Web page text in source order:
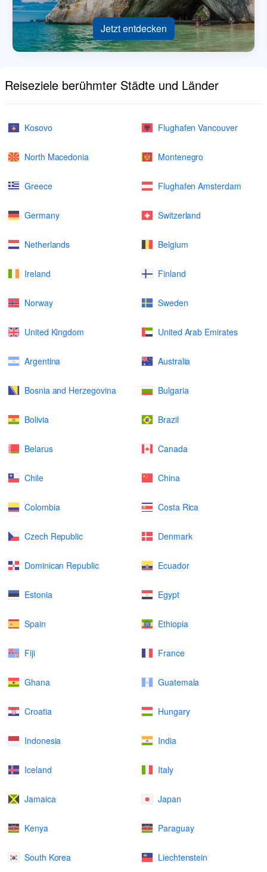
Jetzt entdecken
Reiseziele berühmter Städte und Länder
Kosovo Flughafen Vancouver
North Macedonia Montenegro
Greece Flughafen Amsterdam
Germany Switzerland
Netherlands Belgium
Ireland Finland
Norway Sweden
United Kingdom United Arab Emirates
Argentina Australia
Bosnia and Herzegovina Bulgaria
Bolivia Brazil
Belarus Canada
Chile China
Colombia Costa Rica
Czech Republic Denmark
Dominican Republic Ecuador
Estonia Egypt
Spain Ethiopia
Fiji France
Ghana Guatemala
Croatia Hungary
Indonesia India
Iceland Italy
Jamaica Japan
Kenya Paraguay
South Korea Liechtenstein